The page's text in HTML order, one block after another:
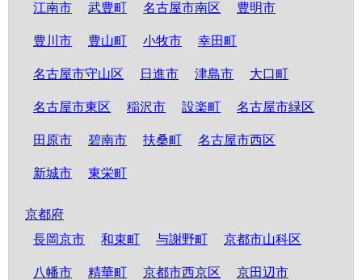
江南市 武豊町 名古屋市南区 豊明市
豊川市 豊山町 小牧市 幸田町
名古屋市守山区 日進市 津島市 大口町
名古屋市東区 稲沢市 設楽町 名古屋市緑区
田原市 碧南市 扶桑町 名古屋市西区
新城市 東栄町
京都府
長岡京市
和束町 与謝野町 京都市山科区
八幡市 精華町 京都市西京区 京田辺市